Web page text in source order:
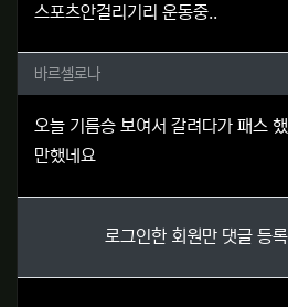
스포츠안걸리기리 운동중..
바르셀로나님의 댓글
바르셀로나
오늘 기름승 보여서 갈려다가 패스
만했네요
로그인한 회원만 댓글 등